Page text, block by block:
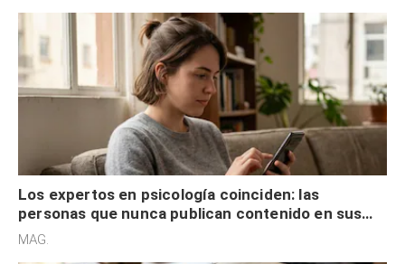
Los expertos en psicología coinciden: las
personas que nunca publican contenido en sus
redes sociales no pretenden buscar validación
MAG.